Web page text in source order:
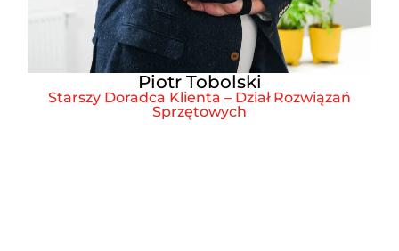
Piotr Tobolski
Starszy Doradca Klienta – Dział Rozwiązań
Sprzętowych